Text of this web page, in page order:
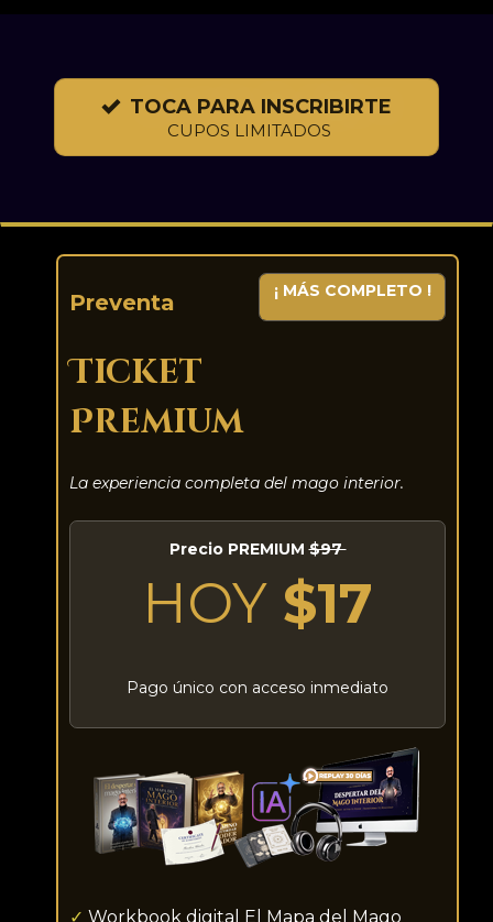
TOCA PARA INSCRIBIRTE
CUPOS LIMITADOS
¡ MÁS COMPLETO !
Preventa
Ticket
Premium
La experiencia completa del mago interior.
Precio PREMIUM$97
HOY $17
Pago único con acceso inmediato
✓ Workbook digital El Mapa del Mago